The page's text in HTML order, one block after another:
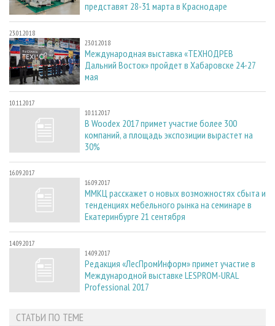
представят 28-31 марта в Краснодаре
23.01.2018
23.01.2018
Международная выставка «ТЕХНОДРЕВ
Дальний Восток» пройдет в Хабаровске 24-27
мая
10.11.2017
10.11.2017
В Woodex 2017 примет участие более 300
компаний, а площадь экспозиции вырастет на
30%
16.09.2017
16.09.2017
ММКЦ расскажет о новых возможностях сбыта и
тенденциях мебельного рынка на семинаре в
Екатеринбурге 21 сентября
14.09.2017
14.09.2017
Редакция «ЛесПромИнформ» примет участие в
Международной выставке LESPROM-URAL
Professional 2017
СТАТЬИ ПО ТЕМЕ